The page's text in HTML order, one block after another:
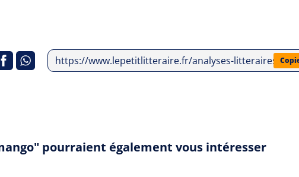
https://www.lepetitlitteraire.fr/analyses-litteraires/
pourraient également vous intéresser